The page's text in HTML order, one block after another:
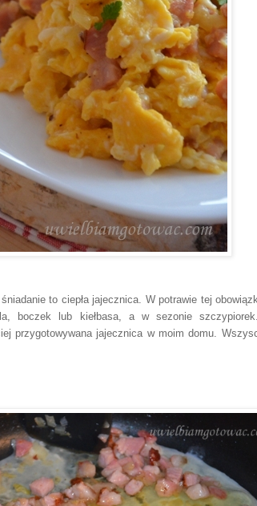
to ciepła jajecznica. W potrawie tej
boczek lub kiełbasa, a w sezonie
przygotowywana jajecznica w moim domu.